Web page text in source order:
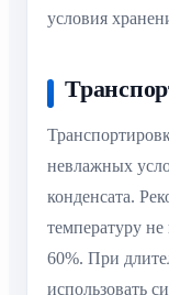
условия
невлажных
конденсата.
температуру
60%. При
использовать